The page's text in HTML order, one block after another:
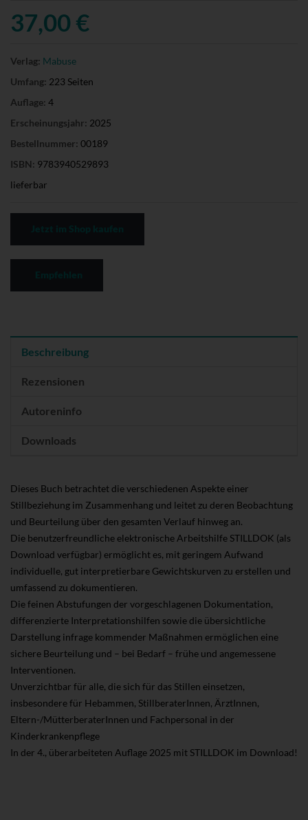
37,00 €
Verlag: Mabuse
Umfang: 223 Seiten
Auflage: 4
Erscheinungsjahr: 2025
Bestellnummer: 00189
ISBN: 9783940529893
lieferbar
Beschreibung
Rezensionen
Autoreninfo
Downloads
Dieses Buch betrachtet die verschiedenen Aspekte einer
Stillbeziehung im Zusammenhang und leitet zu deren Beobachtung
und Beurteilung über den gesamten Verlauf hinweg an.
Die benutzerfreundliche elektronische Arbeitshilfe STILLDOK (als
Download verfügbar) ermöglicht es, mit geringem Aufwand
individuelle, gut interpretierbare Gewichtskurven zu erstellen und
umfassend zu dokumentieren.
Die feinen Abstufungen der vorgeschlagenen Dokumentation,
differenzierte Interpretationshilfen sowie die übersichtliche
Darstellung infrage kommender Maßnahmen ermöglichen eine
sichere Beurteilung und – bei Bedarf – frühe und angemessene
Interventionen.
Unverzichtbar für alle, die sich für das Stillen einsetzen,
insbesondere für Hebammen, StillberaterInnen, ÄrztInnen,
Eltern-/MütterberaterInnen und Fachpersonal in der
Kinderkrankenpflege
In der 4., überarbeiteten Auflage 2025 mit STILLDOK im Download!